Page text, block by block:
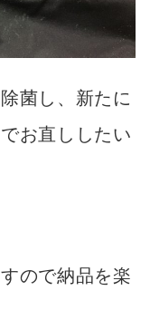
菌し、新たに
お直ししたい
ので納品を楽